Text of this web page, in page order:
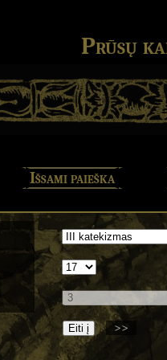
Prūsų
Išsami paieška
>>